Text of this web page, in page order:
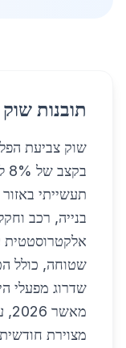
תובנות שוק 2026
תעשייתי
בנייה, רכב
שטוחה, כולל
מצוירת